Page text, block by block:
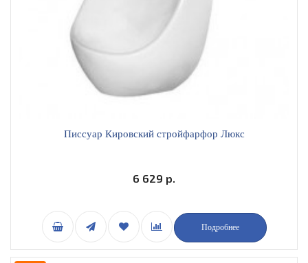
Писсуар Кировский стройфарфор Люкс
6 629 р.
Подробнее